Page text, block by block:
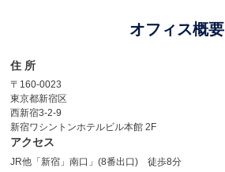
オフィス概要
住 所
〒160-0023
東京都新宿区
西新宿3-2-9
新宿ワシントンホテルビル本館 2F
アクセス
JR他「新宿」南口」(8番出口) 徒歩8分